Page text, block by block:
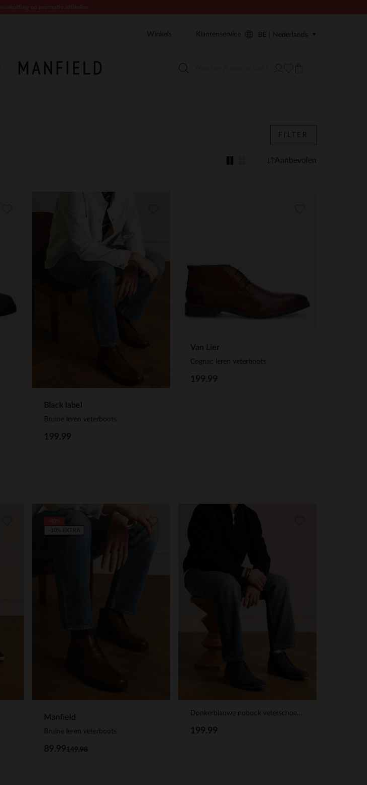
Winkels Klantenservice BE | Nederlands
FILTER
Aanbevolen
Black label
Bruine leren veterboots
199.99
Van Lier
Cognac leren veterboots
199.99
Manfield
Bruine leren veterboots
149.98
89.99
-10% EXTRA
199.99